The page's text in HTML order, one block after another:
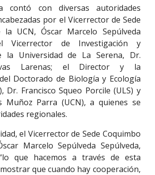
contó con diversas autoridades
por el Vicerrector de Sede
la UCN, Óscar Marcelo Sepúlveda
Vicerrector de Investigación y
la Universidad de La Serena, Dr.
Larenas; el Director y la
Doctorado de Biología y Ecología
Dr. Francisco Squeo Porcile (ULS) y
Muñoz Parra (UCN), a quienes se
regionales.
el Vicerrector de Sede Coquimbo
Marcelo Sepúlveda Sepúlveda,
que hacemos a través de esta
que cuando hay cooperación,